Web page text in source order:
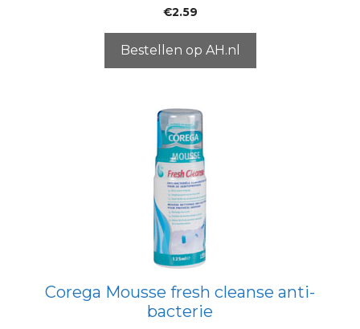
5
€2.59
Bestellen op AH.nl
Corega Mousse fresh cleanse anti-
bacterie